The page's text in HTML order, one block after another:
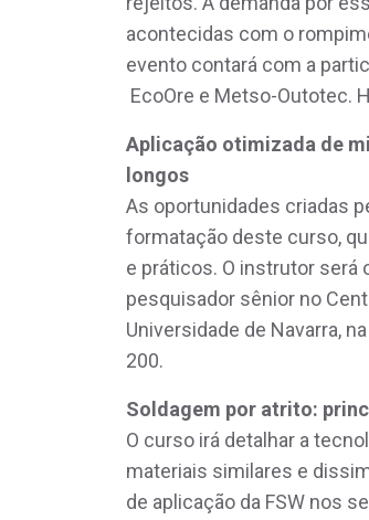
acontecidas com o
evento contará com a
EcoOre e Metso-Outotec.
Aplicação otimizada de
longos
As oportunidades criadas
formatação deste curso,
e práticos. O instrutor será
pesquisador sênior no
Universidade de Navarra,
200.
Soldagem por atrito:
O curso irá detalhar a
materiais similares e
de aplicação da FSW nos